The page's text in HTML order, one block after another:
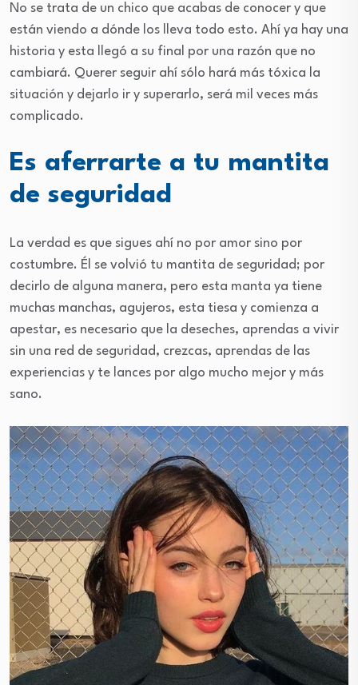
No se trata de un chico que acabas de conocer y que
están viendo a dónde los lleva todo esto. Ahí ya hay una
historia y esta llegó a su final por una razón que no
cambiará. Querer seguir ahí sólo hará más tóxica la
situación y dejarlo ir y superarlo, será mil veces más
complicado.
Es aferrarte a tu mantita
de seguridad
La verdad es que sigues ahí no por amor sino por
costumbre. Él se volvió tu mantita de seguridad; por
decirlo de alguna manera, pero esta manta ya tiene
muchas manchas, agujeros, esta tiesa y comienza a
apestar, es necesario que la deseches, aprendas a vivir
sin una red de seguridad, crezcas, aprendas de las
experiencias y te lances por algo mucho mejor y más
sano.